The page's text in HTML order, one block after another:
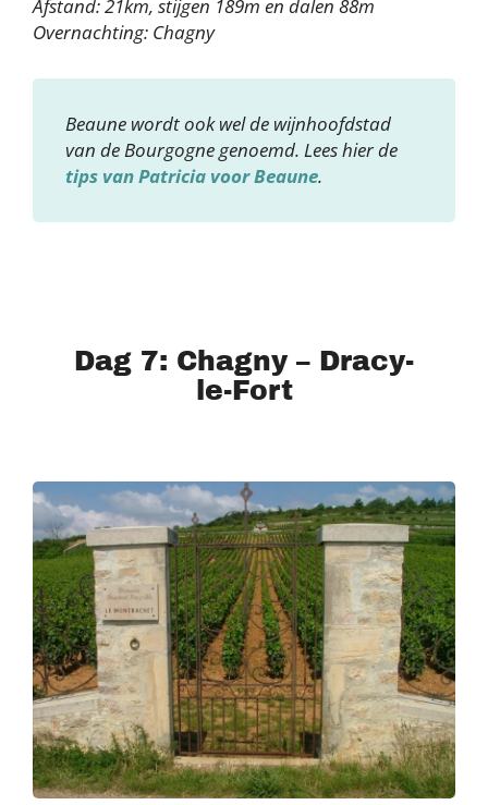
Afstand: 21km, stijgen 189m en dalen 88m
Overnachting: Chagny
Beaune wordt ook wel de wijnhoofdstad
van de Bourgogne genoemd. Lees hier de
tips van Patricia voor Beaune.
Dag 7: Chagny – Dracy-
le-Fort